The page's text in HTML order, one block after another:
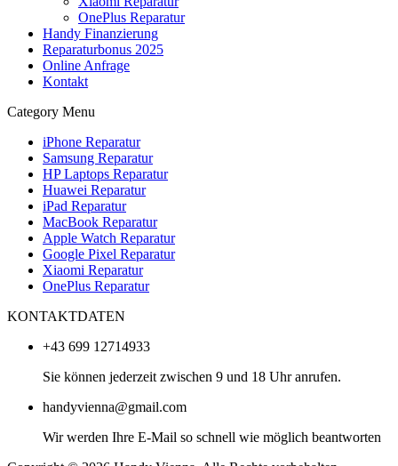
OnePlus Reparatur
Handy Finanzierung
Reparaturbonus 2025
Online Anfrage
Kontakt
Category Menu
iPhone Reparatur
Samsung Reparatur
HP Laptops Reparatur
Huawei Reparatur
iPad Reparatur
MacBook Reparatur
Apple Watch Reparatur
Google Pixel Reparatur
Xiaomi Reparatur
OnePlus Reparatur
KONTAKTDATEN
+43 699 12714933
Sie können jederzeit zwischen 9 und 18 Uhr anrufen.
handyvienna@gmail.com
Wir werden Ihre E-Mail so schnell wie möglich beantworten